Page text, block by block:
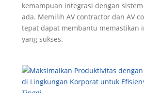
kemampuan integrasi dengan
ada. Memilih AV contractor dan AV
tepat dapat membantu memastikan
yang sukses.